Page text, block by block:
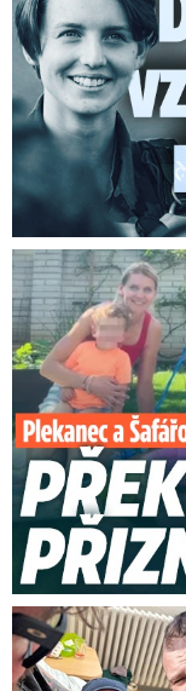
V současnosti
Moravě.
Plekanec a